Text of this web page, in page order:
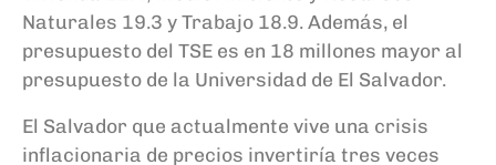
Naturales 19.3 y Trabajo 18.9. Además, el
presupuesto del TSE es en 18 millones mayor al
presupuesto de la Universidad de El Salvador.
El Salvador que actualmente vive una crisis
inflacionaria de precios invertiría tres veces